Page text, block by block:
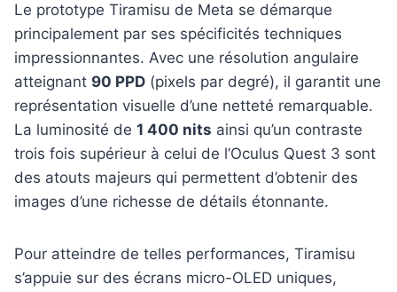
Le prototype Tiramisu de Meta se démarque
principalement par ses spécificités techniques
impressionnantes. Avec une résolution angulaire
atteignant 90 PPD (pixels par degré), il garantit une
représentation visuelle d’une netteté remarquable.
La luminosité de 1 400 nits ainsi qu’un contraste
trois fois supérieur à celui de l’Oculus Quest 3 sont
des atouts majeurs qui permettent d’obtenir des
images d’une richesse de détails étonnante.
Pour atteindre de telles performances, Tiramisu
s’appuie sur des écrans micro-OLED uniques,